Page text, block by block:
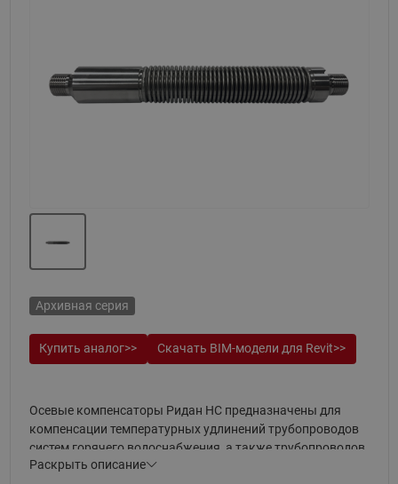
Назад Вперед
Архивная серия
Купить аналог>> Скачать BIM-модели для Revit>>
Осевые компенсаторы Ридан НС предназначены для
компенсации температурных удлинений трубопроводов
систем горячего водоснабжения, а также трубопроводов
промышленных систем с жидкими средами, которые
Раскрыть описание